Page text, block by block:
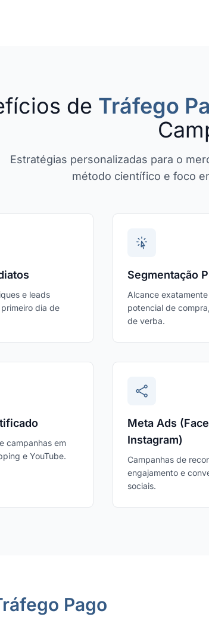
de Tráfego
Estratégias personalizadas para o
método científico e foco
e leads
dia de
Segmentação
Alcance
potencial de
de verba.
campanhas em
e YouTube.
Meta Ads
Instagram)
Campanhas de
engajamento e
sociais.
Pago